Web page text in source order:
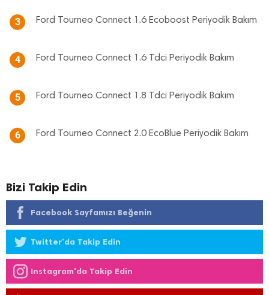
3 Ford Tourneo Connect 1.6 Ecoboost Periyodik Bakım
4 Ford Tourneo Connect 1.6 Tdci Periyodik Bakım
5 Ford Tourneo Connect 1.8 Tdci Periyodik Bakım
6 Ford Tourneo Connect 2.0 EcoBlue Periyodik Bakım
Bizi Takip Edin
Facebook Sayfamızı Beğenin
Twitter'da Takip Edin
Instagram'da Takip Edin